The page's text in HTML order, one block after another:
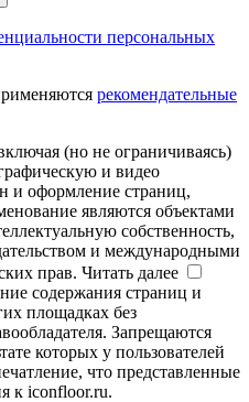
персональных
рекомендательные
(но не ограничиваясь)
и видео
и оформление страниц,
являются объектами
собственность,
и международными
прав. Читать далее
содержания страниц и
площадках без
Запрещаются
которых у пользователей
что представленные
к iconfloor.ru.